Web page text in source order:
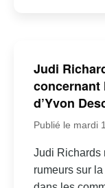
Judi
concernant
d’Yvon
Publié le mardi
Judi Richards
rumeurs sur